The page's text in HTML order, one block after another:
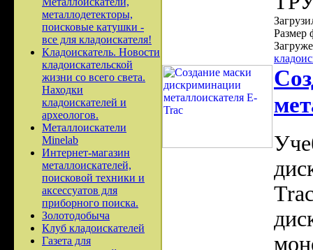
металлодетекторы,
поисковые катушки -
все для кладоискателя!
Кладоискатель. Новости
кладоискательской
жизни со всего света.
Находки
кладоискателей и
археологов.
Металлоискатели
Minelab
Интернет-магазин
металлоискателей,
поисковой техники и
аксессуатов для
приборного поиска.
Золотодобыча
Клуб кладоискателей
Газета для
Размер